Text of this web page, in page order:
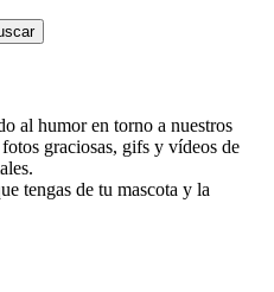
al humor en torno a nuestros
graciosas, gifs y vídeos de
tengas de tu mascota y la